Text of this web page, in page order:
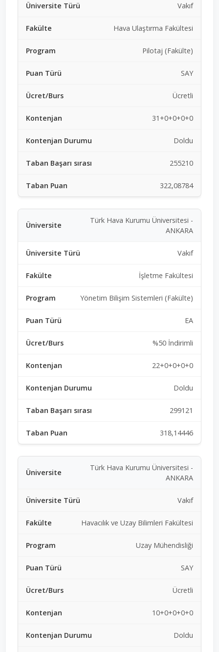
Vakıf
Hava Ulaştırma Fakültesi
Pilotaj (Fakülte)
SAY
Ücretli
31+0+0+0+0
Doldu
255210
322,08784
Türk Hava Kurumu Üniversitesi -
ANKARA
Vakıf
İşletme Fakültesi
Yönetim Bilişim Sistemleri (Fakülte)
EA
%50 İndirimli
22+0+0+0+0
Doldu
299121
318,14446
Türk Hava Kurumu Üniversitesi -
ANKARA
Vakıf
Havacılık ve Uzay Bilimleri Fakültesi
Uzay Mühendisliği
SAY
Ücretli
10+0+0+0+0
Doldu